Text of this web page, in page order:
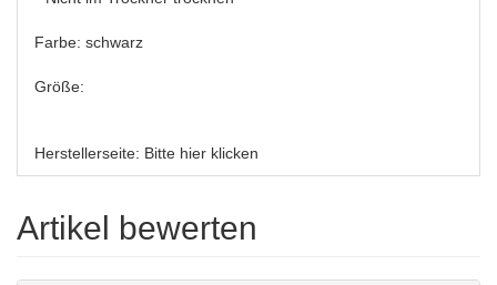
Farbe: schwarz
Größe:
Herstellerseite: Bitte hier klicken
Artikel bewerten